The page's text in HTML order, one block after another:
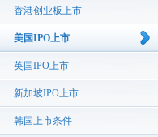
香港创业板上市
美国IPO上市
英国IPO上市
新加坡IPO上市
韩国上市条件